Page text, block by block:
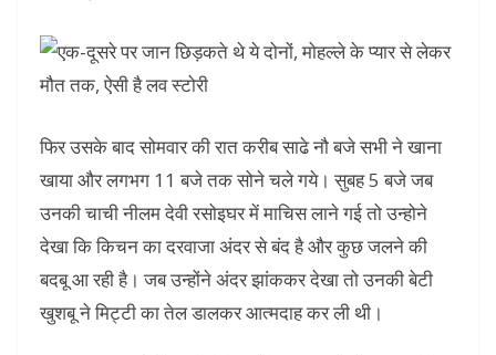
फिर उसके बाद सोमवार की रात करीब साढे नौ बजे सभी ने खाना
खाया और लगभग 11 बजे तक सोने चले गये। सुबह 5 बजे जब
उनकी चाची नीलम देवी रसोइघर में माचिस लाने गई तो उन्होने
देखा कि किचन का दरवाजा अंदर से बंद है और कुछ जलने की
बदबू आ रही है। जब उन्होंने अंदर झांककर देखा तो उनकी बेटी
खुशबू ने मिट्टी का तेल डालकर आत्मदाह कर ली थी।